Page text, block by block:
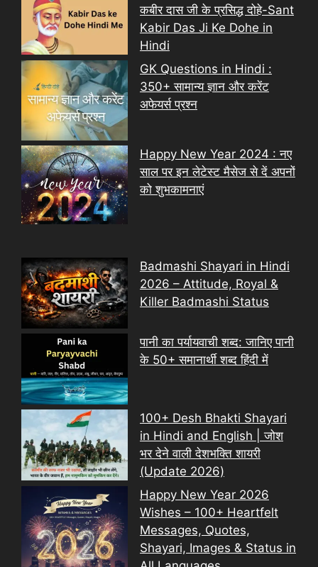
कबीर दास जी के प्रसिद्ध दोहे-Sant
Kabir Das Ji Ke Dohe in
Hindi
GK Questions in Hindi :
350+ सामान्य ज्ञान और करेंट
अफेयर्स प्रश्न
Happy New Year 2024 : नए
साल पर इन लेटेस्ट मैसेज से दें अपनों
को शुभकामनाएं
Badmashi Shayari in Hindi
2026 – Attitude, Royal &
Killer Badmashi Status
पानी का पर्यायवाची शब्द: जानिए पानी
के 50+ समानार्थी शब्द हिंदी में
100+ Desh Bhakti Shayari
in Hindi and English | जोश
भर देने वाली देशभक्ति शायरी
(Update 2026)
Happy New Year 2026
Wishes – 100+ Heartfelt
Messages, Quotes,
Shayari, Images & Status in